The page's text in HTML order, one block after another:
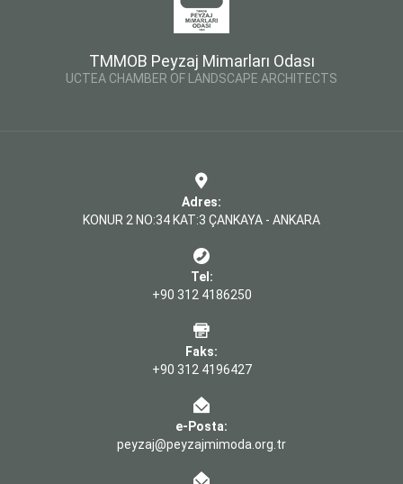
TMMOB Peyzaj Mimarları Odası
UCTEA CHAMBER OF LANDSCAPE ARCHITECTS
Adres:
KONUR 2 NO:34 KAT:3 ÇANKAYA - ANKARA
Tel:
+90 312 4186250
Faks:
+90 312 4196427
e-Posta:
peyzaj@peyzajmimoda.org.tr